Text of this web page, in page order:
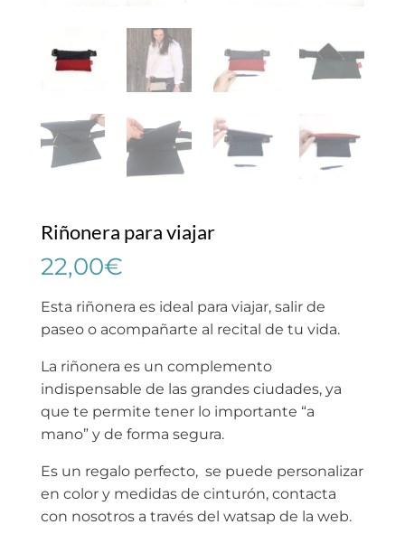
Riñonera para viajar
22,00€
Esta riñonera es ideal para viajar, salir de
paseo o acompañarte al recital de tu vida.
La riñonera es un complemento
indispensable de las grandes ciudades, ya
que te permite tener lo importante “a
mano” y de forma segura.
Es un regalo perfecto, se puede personalizar
en color y medidas de cinturón, contacta
con nosotros a través del watsap de la web.